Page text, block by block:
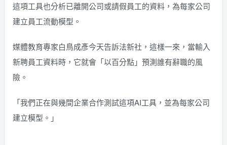
這項工具也分析已離開公司或請假員工的資料，為每家公司
建立員工流動模型。
媒體教育專家白鳥成彥今天告訴法新社，這樣一來，當輸入
新聘員工資料時，它就會「以百分點」預測誰有辭職的風
險。
「我們正在與幾間企業合作測試這項AI工具，並為每家公司
建立模型。」